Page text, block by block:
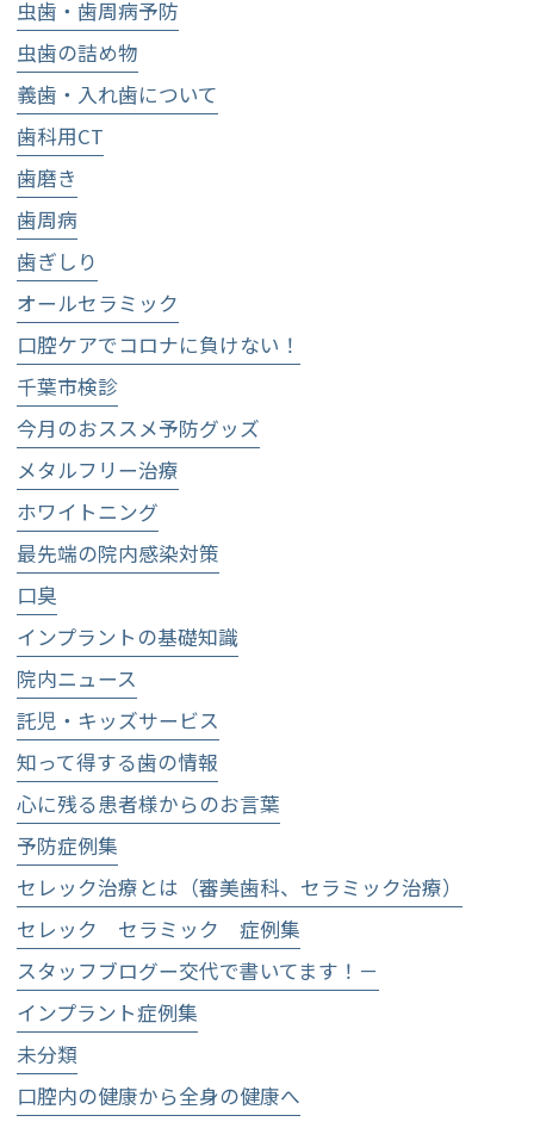
虫歯・歯周病予防
虫歯の詰め物
義歯・入れ歯について
歯科用CT
歯磨き
歯周病
歯ぎしり
オールセラミック
口腔ケアでコロナに負けない！
千葉市検診
今月のおススメ予防グッズ
メタルフリー治療
ホワイトニング
最先端の院内感染対策
口臭
インプラントの基礎知識
院内ニュース
託児・キッズサービス
知って得する歯の情報
心に残る患者様からのお言葉
予防症例集
セレック治療とは（審美歯科、セラミック治療）
セレック セラミック 症例集
スタッフブログー交代で書いてます！－
インプラント症例集
未分類
口腔内の健康から全身の健康へ